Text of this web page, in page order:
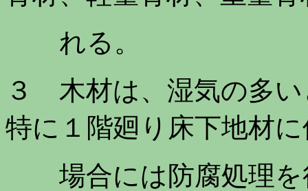
れる。
３ 木材は、湿気の多
特に１階廻り床下地材
場合には防腐処理を